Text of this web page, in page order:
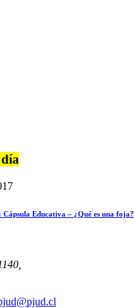
Educativa – ¿Qué es una foja?